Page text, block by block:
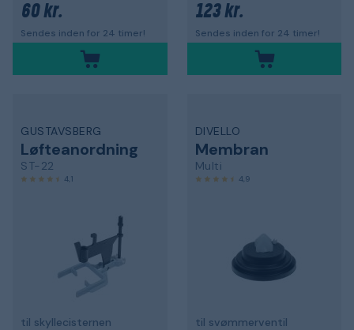
60 kr.
Sendes inden for 24 timer!
123 kr.
Sendes inden for 24 timer!
GUSTAVSBERG
Løfteanordning
ST-22
4,1
til skyllecisternen
DIVELLO
Membran
Multi
4,9
til svømmerventil